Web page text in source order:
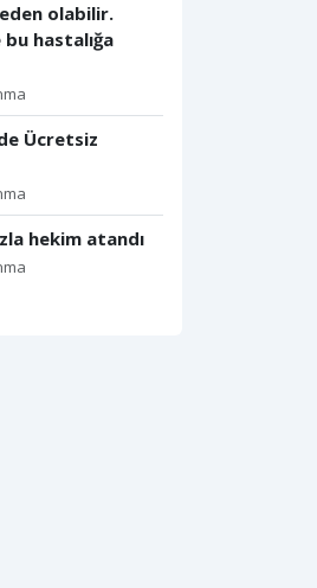
olabilir.
bu hastalığa
Ücretsiz
hekim atandı